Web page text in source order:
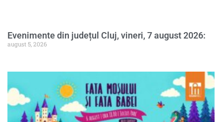
Evenimente din județul Cluj, vineri, 7 august 2026:
august 5, 2026